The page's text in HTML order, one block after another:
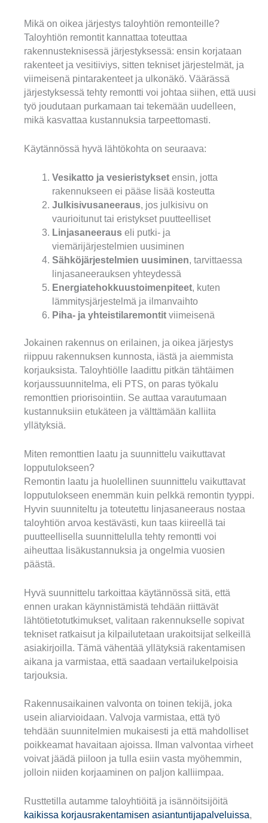
Mikä on oikea järjestys taloyhtiön remonteille?
Taloyhtiön remontit kannattaa toteuttaa
rakennusteknisessä järjestyksessä: ensin korjataan
rakenteet ja vesitiiviys, sitten tekniset järjestelmät, ja
viimeisenä pintarakenteet ja ulkonäkö. Väärässä
järjestyksessä tehty remontti voi johtaa siihen, että uusi
työ joudutaan purkamaan tai tekemään uudelleen,
mikä kasvattaa kustannuksia tarpeettomasti.
Käytännössä hyvä lähtökohta on seuraava:
Vesikatto ja vesieristyksetensin, jotta
rakennukseen ei pääse lisää kosteutta
Julkisivusaneeraus, jos julkisivu on
vaurioitunut tai eristykset puutteelliset
Linjasaneerauseli putki- ja
viemärijärjestelmien uusiminen
Sähköjärjestelmien uusiminen, tarvittaessa
linjasaneerauksen yhteydessä
Energiatehokkuustoimenpiteet, kuten
lämmitysjärjestelmä ja ilmanvaihto
Piha- ja yhteistilaremontitviimeisenä
Jokainen rakennus on erilainen, ja oikea järjestys
riippuu rakennuksen kunnosta, iästä ja aiemmista
korjauksista. Taloyhtiölle laadittu pitkän tähtäimen
korjaussuunnitelma, eli PTS, on paras työkalu
remonttien priorisointiin. Se auttaa varautumaan
kustannuksiin etukäteen ja välttämään kalliita
yllätyksiä.
Miten remonttien laatu ja suunnittelu vaikuttavat
lopputulokseen?
Remontin laatu ja huolellinen suunnittelu vaikuttavat
lopputulokseen enemmän kuin pelkkä remontin tyyppi.
Hyvin suunniteltu ja toteutettu linjasaneeraus nostaa
taloyhtiön arvoa kestävästi, kun taas kiireellä tai
puutteellisella suunnittelulla tehty remontti voi
aiheuttaa lisäkustannuksia ja ongelmia vuosien
päästä.
Hyvä suunnittelu tarkoittaa käytännössä sitä, että
ennen urakan käynnistämistä tehdään riittävät
lähtötietotutkimukset, valitaan rakennukselle sopivat
tekniset ratkaisut ja kilpailutetaan urakoitsijat selkeillä
asiakirjoilla. Tämä vähentää yllätyksiä rakentamisen
aikana ja varmistaa, että saadaan vertailukelpoisia
tarjouksia.
Rakennusaikainen valvonta on toinen tekijä, joka
usein aliarvioidaan. Valvoja varmistaa, että työ
tehdään suunnitelmien mukaisesti ja että mahdolliset
poikkeamat havaitaan ajoissa. Ilman valvontaa virheet
voivat jäädä piiloon ja tulla esiin vasta myöhemmin,
jolloin niiden korjaaminen on paljon kalliimpaa.
Rusttetilla autamme taloyhtiöitä ja isännöitsijöitä
kaikissa korjausrakentamisen asiantuntijapalveluissa,